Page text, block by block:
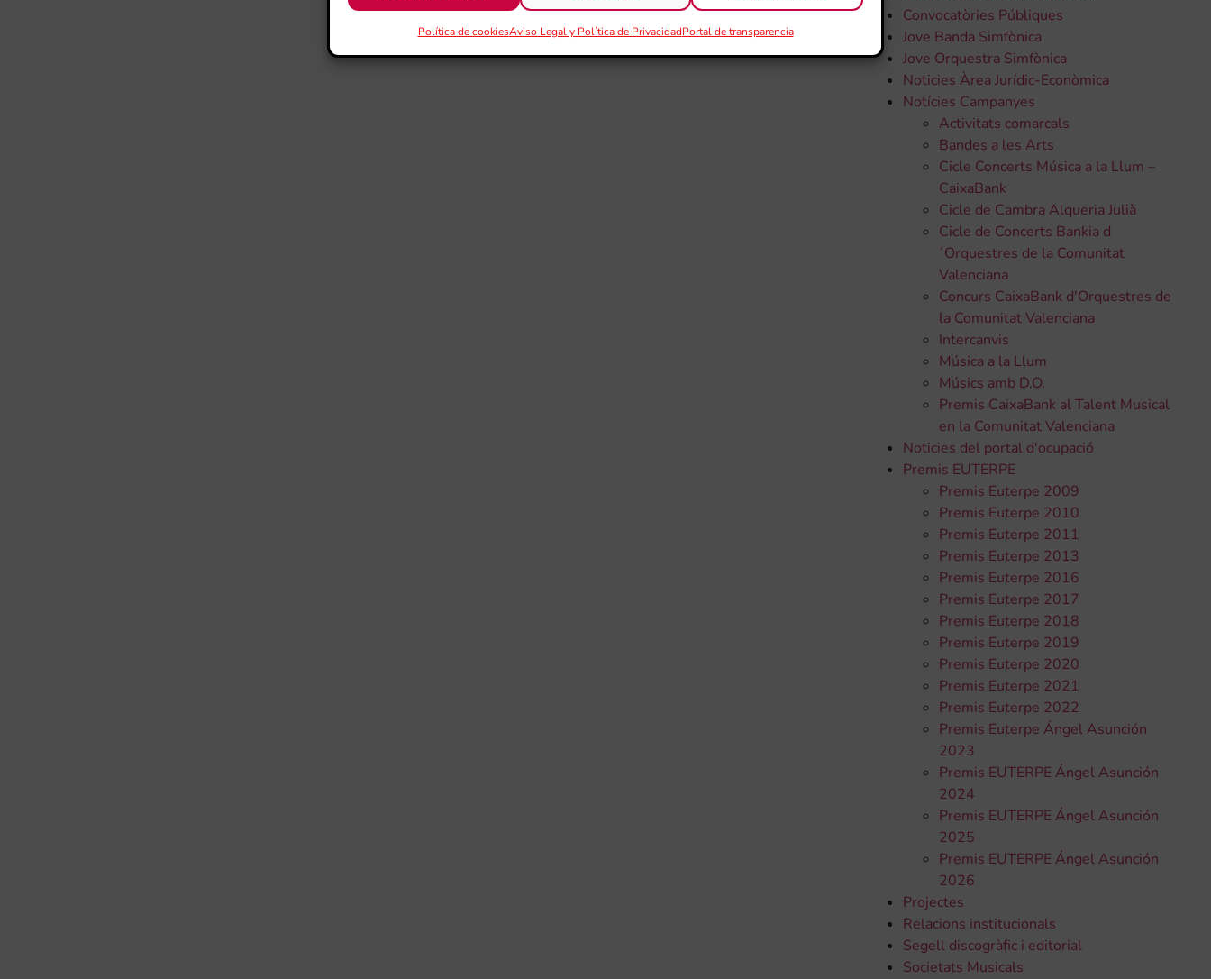
Política de cookiesAviso Legal y Política de PrivacidadPortal de transparencia
Convocatòries Públiques
Jove Banda Simfònica
Jove Orquestra Simfònica
Noticies Àrea Jurídic-Econòmica
Notícies Campanyes
Activitats comarcals
Bandes a les Arts
Cicle Concerts Música a la Llum –
CaixaBank
Cicle de Cambra Alqueria Julià
Cicle de Concerts Bankia d
´Orquestres de la Comunitat
Valenciana
Concurs CaixaBank d'Orquestres de
la Comunitat Valenciana
Intercanvis
Música a la Llum
Músics amb D.O.
Premis CaixaBank al Talent Musical
en la Comunitat Valenciana
Noticies del portal d'ocupació
Premis EUTERPE
Premis Euterpe 2009
Premis Euterpe 2010
Premis Euterpe 2011
Premis Euterpe 2013
Premis Euterpe 2016
Premis Euterpe 2017
Premis Euterpe 2018
Premis Euterpe 2019
Premis Euterpe 2020
Premis Euterpe 2021
Premis Euterpe 2022
Premis Euterpe Ángel Asunción
2023
Premis EUTERPE Ángel Asunción
2024
Premis EUTERPE Ángel Asunción
2025
Premis EUTERPE Ángel Asunción
2026
Projectes
Relacions institucionals
Segell discogràfic i editorial
Societats Musicals